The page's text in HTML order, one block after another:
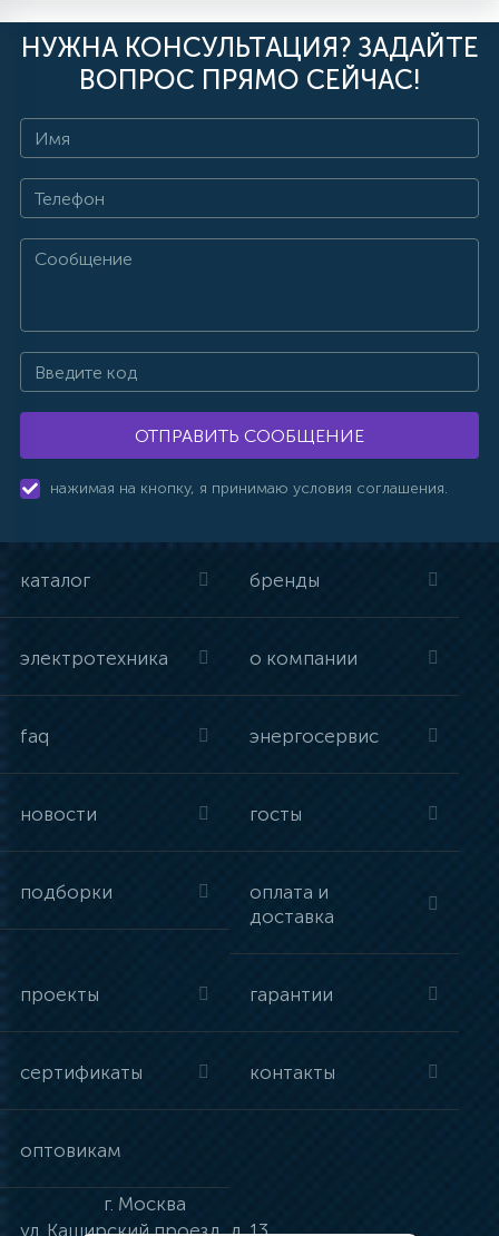
НУЖНА КОНСУЛЬТАЦИЯ? ЗАДАЙТЕ
ВОПРОС ПРЯМО СЕЙЧАС!
ОТПРАВИТЬ СООБЩЕНИЕ
нажимая на кнопку, я принимаю условия соглашения.
каталог бренды
электротехника о компании
faq энергосервис
новости госты
подборки
оплата и
доставка
проекты гарантии
сертификаты контакты
оптовикам
г. Москва
ул. Каширский проезд, д. 13